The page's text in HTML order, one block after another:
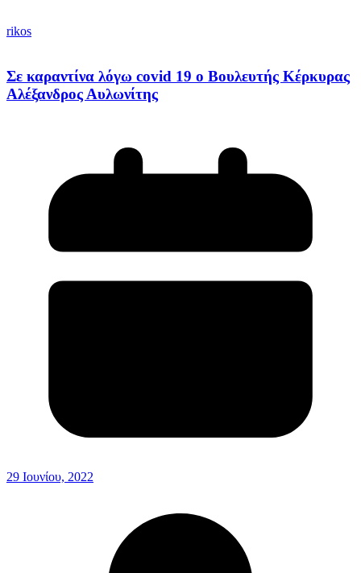
rikos
Σε καραντίνα λόγω covid 19 ο Βουλευτής Κέρκυρας
Αλέξανδρος Αυλωνίτης
29 Ιουνίου, 2022